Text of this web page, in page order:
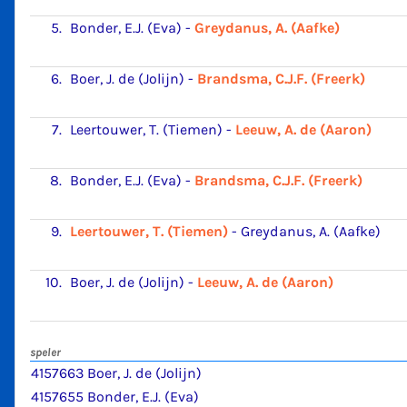
5. Bonder, E.J. (Eva) - Greydanus, A. (Aafke)
6. Boer, J. de (Jolijn) - Brandsma, C.J.F. (Freerk)
7. Leertouwer, T. (Tiemen) - Leeuw, A. de (Aaron)
8. Bonder, E.J. (Eva) - Brandsma, C.J.F. (Freerk)
9. Leertouwer, T. (Tiemen) - Greydanus, A. (Aafke)
10. Boer, J. de (Jolijn) - Leeuw, A. de (Aaron)
speler
4157663 Boer, J. de (Jolijn)
4157655 Bonder, E.J. (Eva)